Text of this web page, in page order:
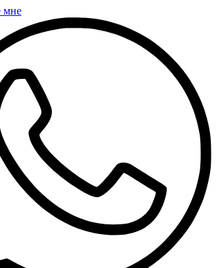
мне